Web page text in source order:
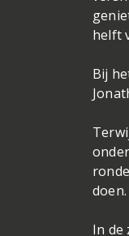
helft
Bij
doen.
In de